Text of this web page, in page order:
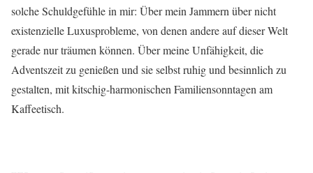
solche Schuldgefühle in mir: Über mein Jammern über nicht
existenzielle Luxusprobleme, von denen andere auf dieser Welt
gerade nur träumen können. Über meine Unfähigkeit, die
Adventszeit zu genießen und sie selbst ruhig und besinnlich zu
gestalten, mit kitschig-harmonischen Familiensonntagen am
Kaffeetisch.